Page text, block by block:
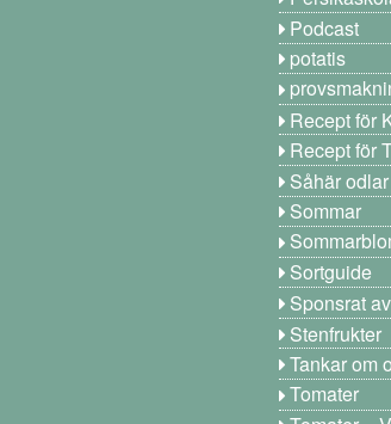
Podcast
potatis
Recept för
Recept för
Såhär
Sommar
Sortguide
Sponsrat
Stenfrukter
Tankar om
Tomater